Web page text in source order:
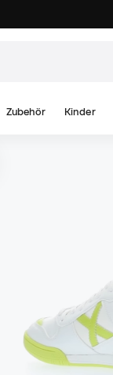
Zubehör Kinder